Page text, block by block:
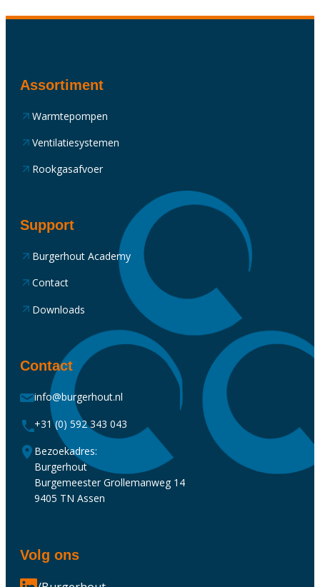
Assortiment
Warmtepompen
Ventilatiesystemen
Rookgasafvoer
Support
Burgerhout Academy
Contact
Downloads
Contact
info@burgerhout.nl
+31 (0) 592 343 043
Bezoekadres:
Burgerhout
Burgemeester Grollemanweg 14
9405 TN Assen
Volg ons